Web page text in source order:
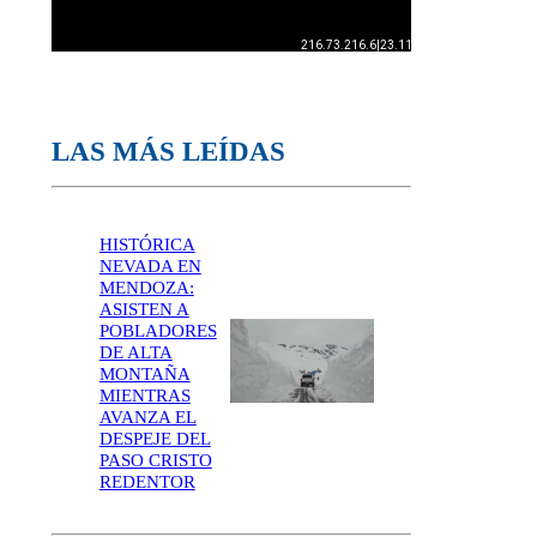
LAS MÁS LEÍDAS
HISTÓRICA
NEVADA EN
MENDOZA:
ASISTEN A
POBLADORES
DE ALTA
MONTAÑA
MIENTRAS
AVANZA EL
DESPEJE DEL
PASO CRISTO
REDENTOR